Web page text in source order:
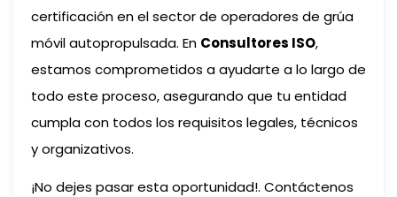
certificación en el sector de operadores de grúa
móvil autopropulsada. En Consultores ISO,
estamos comprometidos a ayudarte a lo largo de
todo este proceso, asegurando que tu entidad
cumpla con todos los requisitos legales, técnicos
y organizativos.
¡No dejes pasar esta oportunidad!. Contáctenos